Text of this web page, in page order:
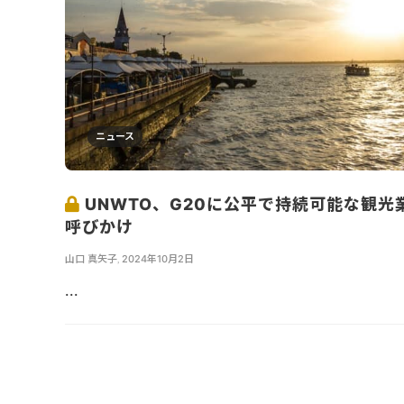
ニュース
UNWTO、G20に公平で持続可能な観光
呼びかけ
山口 真矢子 2024年10月2日
...